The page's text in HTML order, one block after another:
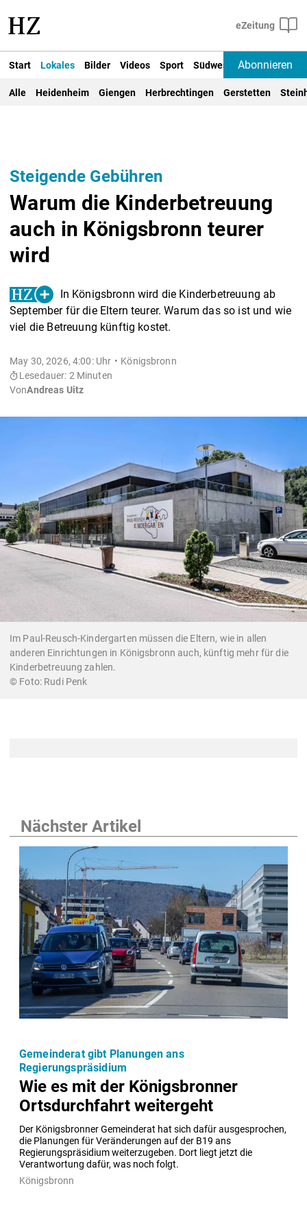
Start Lokales Bilder Videos Sport Südwest Deutschland
Abonnieren
Alle Heidenheim Giengen Herbrechtingen Gerstetten
Steigende Gebühren
Warum die Kinderbetreuung
auch in Königsbronn teurer
wird
In Königsbronn wird die Kinderbetreuung ab
September für die Eltern teurer. Warum das so ist und wie
viel die Betreuung künftig kostet.
May 30, 2026, 4:00: Uhr
Königsbronn
Lesedauer: 2 Minuten
VonAndreas Uitz
Im Paul-Reusch-Kindergarten müssen die Eltern, wie in allen
anderen Einrichtungen in Königsbronn auch, künftig mehr für die
Kinderbetreuung zahlen.
Rudi Penk
Nächster Artikel
Wie es mit der Königsbronner
Ortsdurchfahrt weitergeht
Der Königsbronner Gemeinderat hat sich dafür ausgesprochen,
die Planungen für Veränderungen auf der B19 ans
Regierungspräsidium weiterzugeben. Dort liegt jetzt die
Verantwortung dafür, was noch folgt.
Gemeinderat gibt Planungen ans
Regierungspräsidium
Königsbronn